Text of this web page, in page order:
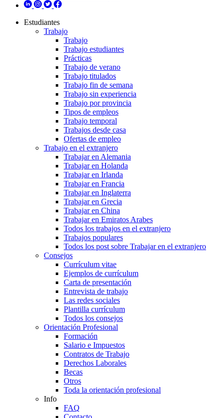
Estudiantes
Trabajo
Trabajo
Trabajo estudiantes
Prácticas
Trabajo de verano
Trabajo titulados
Trabajo fin de semana
Trabajo sin experiencia
Trabajo por provincia
Tipos de empleos
Trabajo temporal
Trabajos desde casa
Ofertas de empleo
Trabajo en el extranjero
Trabajar en Alemania
Trabajar en Holanda
Trabajar en Irlanda
Trabajar en Francia
Trabajar en Inglaterra
Trabajar en Grecia
Trabajar en China
Trabajar en Emiratos Arabes
Todos los trabajos en el extranjero
Trabajos populares
Todos los post sobre Trabajar en el extranjero
Consejos
Currículum vitae
Ejemplos de currículum
Carta de presentación
Entrevista de trabajo
Las redes sociales
Plantilla currículum
Todos los consejos
Orientación Profesional
Formación
Salario e Impuestos
Contratos de Trabajo
Derechos Laborales
Becas
Otros
Toda la orientación profesional
Info
FAQ